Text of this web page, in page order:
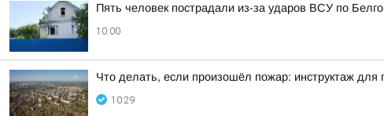
Пять человек пострадали из-за ударов ВСУ по
10:00
Что делать, если произошёл пожар: инструктаж для
10:29